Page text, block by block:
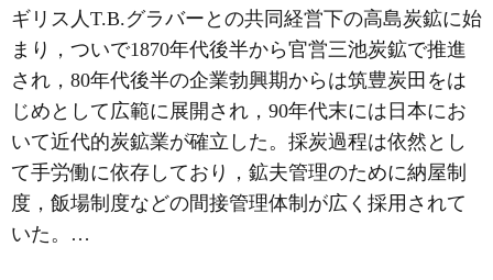
ギリス人T.B.グラバーとの共同経営下の高島炭鉱に始
まり，ついで1870年代後半から官営三池炭鉱で推進
され，80年代後半の企業勃興期からは筑豊炭田をは
じめとして広範に展開され，90年代末には日本にお
いて近代的炭鉱業が確立した。採炭過程は依然とし
て手労働に依存しており，鉱夫管理のために納屋制
度， 飯場制度などの間接管理体制が広く採用されて
いた。…